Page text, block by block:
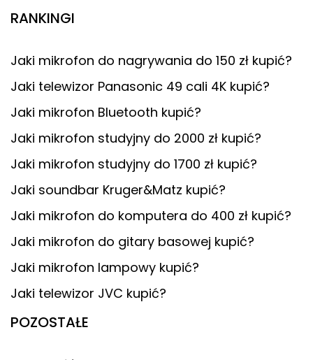
RANKINGI
Jaki mikrofon do nagrywania do 150 zł kupić?
Jaki telewizor Panasonic 49 cali 4K kupić?
Jaki mikrofon Bluetooth kupić?
Jaki mikrofon studyjny do 2000 zł kupić?
Jaki mikrofon studyjny do 1700 zł kupić?
Jaki soundbar Kruger&Matz kupić?
Jaki mikrofon do komputera do 400 zł kupić?
Jaki mikrofon do gitary basowej kupić?
Jaki mikrofon lampowy kupić?
Jaki telewizor JVC kupić?
POZOSTAŁE